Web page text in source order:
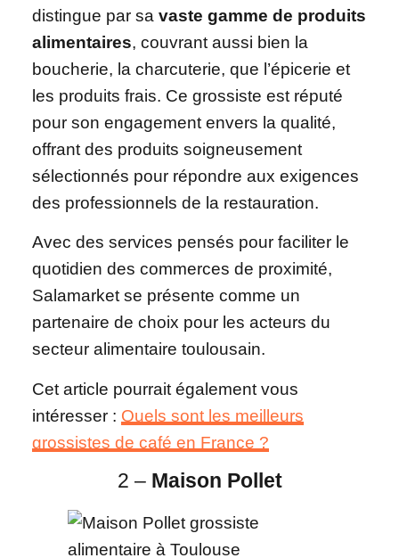
distingue par sa vaste gamme de produits
alimentaires, couvrant aussi bien la
boucherie, la charcuterie, que l’épicerie et
les produits frais. Ce grossiste est réputé
pour son engagement envers la qualité,
offrant des produits soigneusement
sélectionnés pour répondre aux exigences
des professionnels de la restauration.
Avec des services pensés pour faciliter le
quotidien des commerces de proximité,
Salamarket se présente comme un
partenaire de choix pour les acteurs du
secteur alimentaire toulousain.
Cet article pourrait également vous
intéresser : Quels sont les meilleurs
grossistes de café en France ?
2 – Maison Pollet